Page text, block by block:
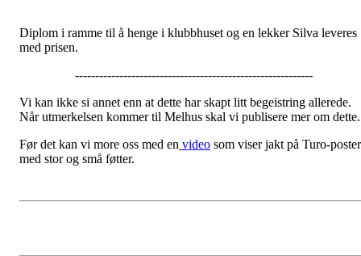
Diplom i ramme til å henge i klubbhuset og en lekker Silva leveres
med prisen.
-----------------------------------------------------------
Vi kan ikke si annet enn at dette har skapt litt begeistring allerede.
Når utmerkelsen kommer til Melhus skal vi publisere mer om dette.
Før det kan vi more oss med en video som viser jakt på Turo-poster
med stor og små føtter.